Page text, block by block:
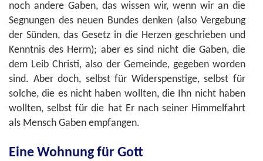
noch andere Gaben, das wissen wir, wenn wir an die
Segnungen des neuen Bundes denken (also Vergebung
der Sünden, das Gesetz in die Herzen geschrieben und
Kenntnis des Herrn); aber es sind nicht die Gaben, die
dem Leib Christi, also der Gemeinde, gegeben worden
sind. Aber doch, selbst für Widerspenstige, selbst für
solche, die es nicht haben wollten, die Ihn nicht haben
wollten, selbst für die hat Er nach seiner Himmelfahrt
als Mensch Gaben empfangen.
Eine Wohnung für Gott